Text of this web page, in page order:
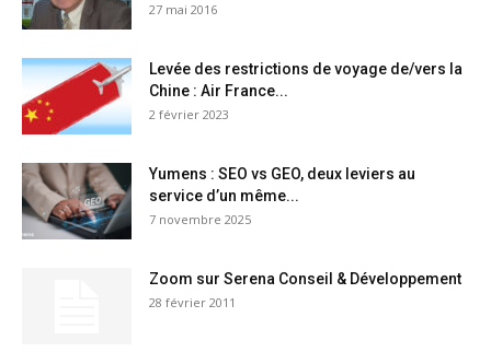
27 mai 2016
Levée des restrictions de voyage de/vers la
Chine : Air France...
2 février 2023
Yumens : SEO vs GEO, deux leviers au
service d’un même...
7 novembre 2025
Zoom sur Serena Conseil & Développement
28 février 2011